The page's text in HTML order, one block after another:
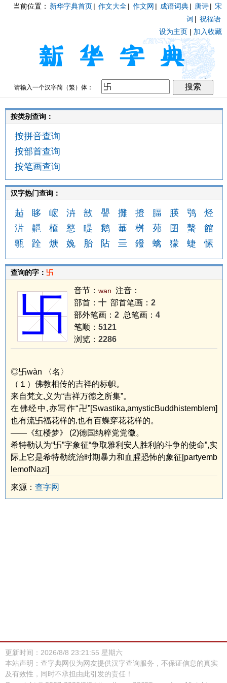
当前位置： 新华字典首页| 作文大全| 作文网 | 成语词典| 唐诗| 宋
词 | 祝福语
设为主页 | 加入收藏
请输入一个汉字简（繁）体：
按类别查询：
按拼音查询
按部首查询
按笔画查询
汉字热门查询：
趈 眵 峵 泋 敨 譻 攤 撜 腷 朠 鸮
烃
沜
齆 檶 憗 睼 鹅 菙 桝 茒 囝 蟿
館
甎
跧 焿 婏 胎 阽 亖 鏺 蠄 獴 蜨 愫
查询的字： 卐
卐 音节： wan 注音：
部首： 十 部首笔画： 2
部外笔画： 2 总笔画： 4
笔顺： 5121
浏览： 2286
◎卐wàn 〈名〉
（１）佛教相传的吉祥的标帜。
来自梵文,义为“吉祥万德之所集”。
在佛经中,亦写作“卍”[Swastika,amysticBuddhistemblem]
也有流卐福花样的,也有百蝶穿花花样的。
——《红楼梦》 (2)德国纳粹党党徽。
希特勒认为“卐”字象征“争取雅利安人胜利的斗争的使命”,实
际上它是希特勒统治时期暴力和血腥恐怖的象征[partyemb
lemofNazi]
来源： 查字网
更新时间：2026/8/8 23:21:55 星期六
本站声明：查字典网仅为网友提供汉字查询服务，不保证信息的真实
及有效性，同时不承担由此引发的责任！